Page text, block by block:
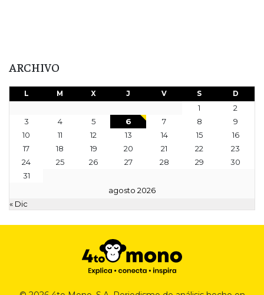
ARCHIVO
agosto 2026
L M X J V S D
1
2
3
4 5 6 7 8
9
10
11 12 13 14 15
16
17
18 19 20 21 22
23
24
25 26 27 28 29
30
31
« Dic